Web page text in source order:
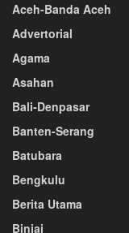
Aceh-Banda Aceh
Advertorial
Agama
Asahan
Bali-Denpasar
Banten-Serang
Batubara
Bengkulu
Berita Utama
Binjai